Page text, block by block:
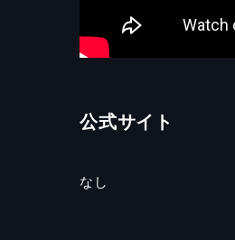
公式サイト
なし